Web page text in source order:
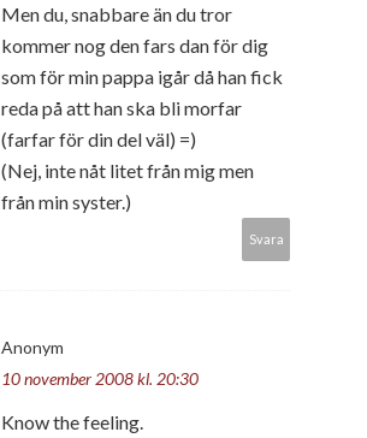
Men du, snabbare än du tror
kommer nog den fars dan för dig
som för min pappa igår då han fick
reda på att han ska bli morfar
(farfar för din del väl) =)
(Nej, inte nåt litet från mig men
från min syster.)
Svara
Anonym
10 november 2008 kl. 20:30
Know the feeling.